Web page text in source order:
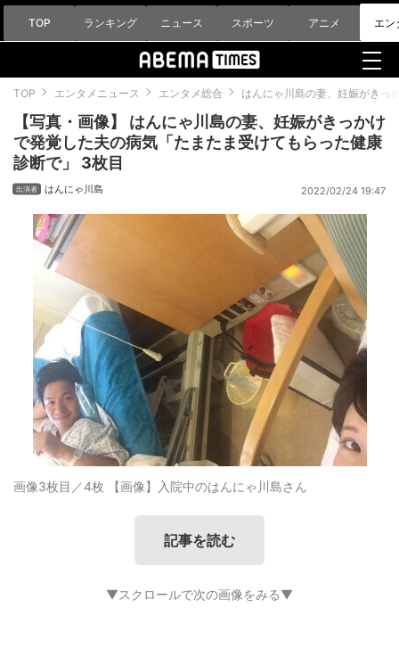
TOP ランキング ニュース スポーツ アニメ エン
TOP エンタメニュース エンタメ総合 はんにゃ川島の妻、妊娠がきっ
【写真・画像】 はんにゃ川島の妻、妊娠がきっかけ
で発覚した夫の病気「たまたま受けてもらった健康
診断で」 3枚目
はんにゃ川島 2022/02/24 19:47
画像3枚目／4枚 【画像】入院中のはんにゃ川島さん
記事を読む
▼スクロールで次の画像をみる▼